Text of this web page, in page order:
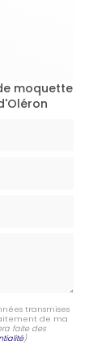
moquette
transmises
de ma
faite des
)